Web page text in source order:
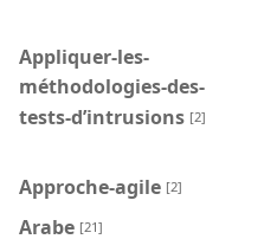
Appliquer-les-
méthodologies-des-
tests-d’intrusions [2]
Approche-agile [2]
Arabe [21]